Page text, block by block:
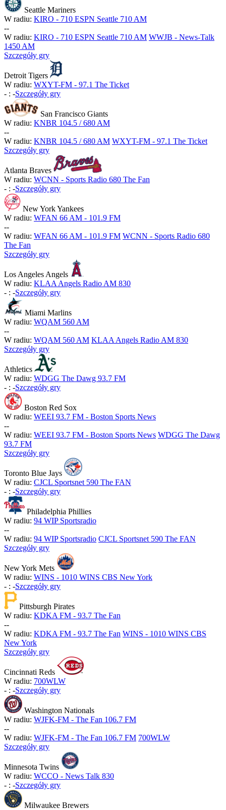
Seattle Mariners
W radiu: KIRO - 710 ESPN Seattle 710 AM
--
W radiu: KIRO - 710 ESPN Seattle 710 AM WWJB - News-Talk
1450 AM
Szczegóły gry
Detroit Tigers
W radiu: WXYT-FM - 97.1 The Ticket
- : -Szczegóły gry
San Francisco Giants
W radiu: KNBR 104.5 / 680 AM
--
W radiu: KNBR 104.5 / 680 AM WXYT-FM - 97.1 The Ticket
Szczegóły gry
Atlanta Braves
W radiu: WCNN - Sports Radio 680 The Fan
- : -Szczegóły gry
New York Yankees
W radiu: WFAN 66 AM - 101.9 FM
--
W radiu: WFAN 66 AM - 101.9 FM WCNN - Sports Radio 680
The Fan
Szczegóły gry
Los Angeles Angels
W radiu: KLAA Angels Radio AM 830
- : -Szczegóły gry
Miami Marlins
W radiu: WQAM 560 AM
--
W radiu: WQAM 560 AM KLAA Angels Radio AM 830
Szczegóły gry
Athletics
W radiu: WDGG The Dawg 93.7 FM
- : -Szczegóły gry
Boston Red Sox
W radiu: WEEI 93.7 FM - Boston Sports News
--
W radiu: WEEI 93.7 FM - Boston Sports News WDGG The Dawg
93.7 FM
Szczegóły gry
Toronto Blue Jays
W radiu: CJCL Sportsnet 590 The FAN
- : -Szczegóły gry
Philadelphia Phillies
W radiu: 94 WIP Sportsradio
--
W radiu: 94 WIP Sportsradio CJCL Sportsnet 590 The FAN
Szczegóły gry
New York Mets
W radiu: WINS - 1010 WINS CBS New York
- : -Szczegóły gry
Pittsburgh Pirates
W radiu: KDKA FM - 93.7 The Fan
--
W radiu: KDKA FM - 93.7 The Fan WINS - 1010 WINS CBS
New York
Szczegóły gry
Cincinnati Reds
W radiu: 700WLW
- : -Szczegóły gry
Washington Nationals
W radiu: WJFK-FM - The Fan 106.7 FM
--
W radiu: WJFK-FM - The Fan 106.7 FM 700WLW
Szczegóły gry
Minnesota Twins
W radiu: WCCO - News Talk 830
- : -Szczegóły gry
Milwaukee Brewers